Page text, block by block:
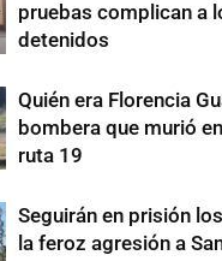
pruebas complican a
detenidos
Quién era Florencia
bombera que murió
ruta 19
Seguirán en prisión
la feroz agresión a